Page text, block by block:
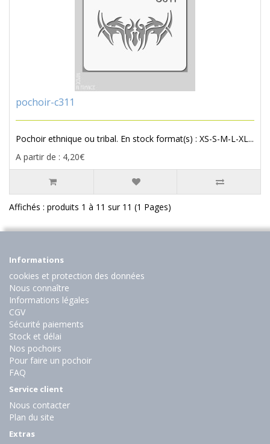
pochoir-c311
Pochoir ethnique ou tribal. En stock format(s) : XS-S-M-L-XL...
A partir de : 4,20€
Affichés : produits 1 à 11 sur 11 (1 Pages)
Informations
cookies et protection des données
Nous connaître
Informations légales
CGV
Sécurité paiements
Stock et délai
Nos pochoirs
Pour faire un pochoir
FAQ
Service client
Nous contacter
Plan du site
Extras